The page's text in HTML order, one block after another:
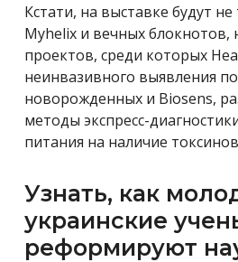
Кстати, на выставке будут
Myhelix и вечных блокнотов,
проектов, среди которых
неинвазивного выявления
новорожденных и Biosens,
методы экспресс-
питания на наличие
Узнать, как
украинские
реформируют